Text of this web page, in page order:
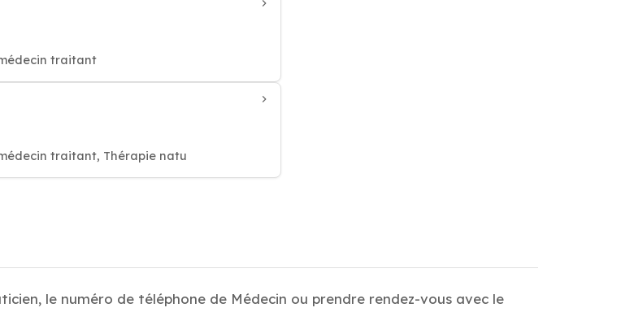
traitant
traitant, Thérapie natu
le numéro de téléphone de Médecin ou prendre rendez-vous avec le